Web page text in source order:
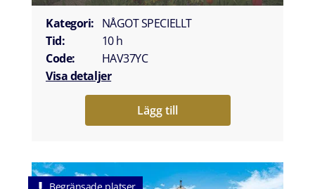
Kategori: NÅGOT SPECIELLT
Tid:
10 h
Code:
HAV37YC
Visa detaljer
Lägg till